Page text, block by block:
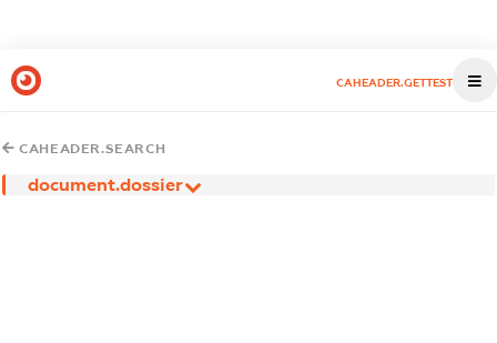
CAHEADER.GETTEST
CAHEADER.SEARCH
document.dossier